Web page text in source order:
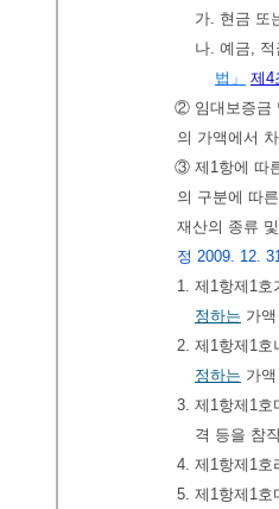
가. 현금 또
나. 예금,
법」
제4
② 임대보증금
의 가액에서
③ 제1항에 따
의 구분에 따
재산의 종류
정 2009. 12.
1. 제1항제1
정하는 가액
2. 제1항제1
정하는 가액
3. 제1항제1호
격 등을 참
4. 제1항제1호
5. 제1항제1